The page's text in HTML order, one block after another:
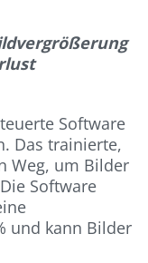
Software
Das trainierte,
Weg, um Bilder
Software
und kann Bilder